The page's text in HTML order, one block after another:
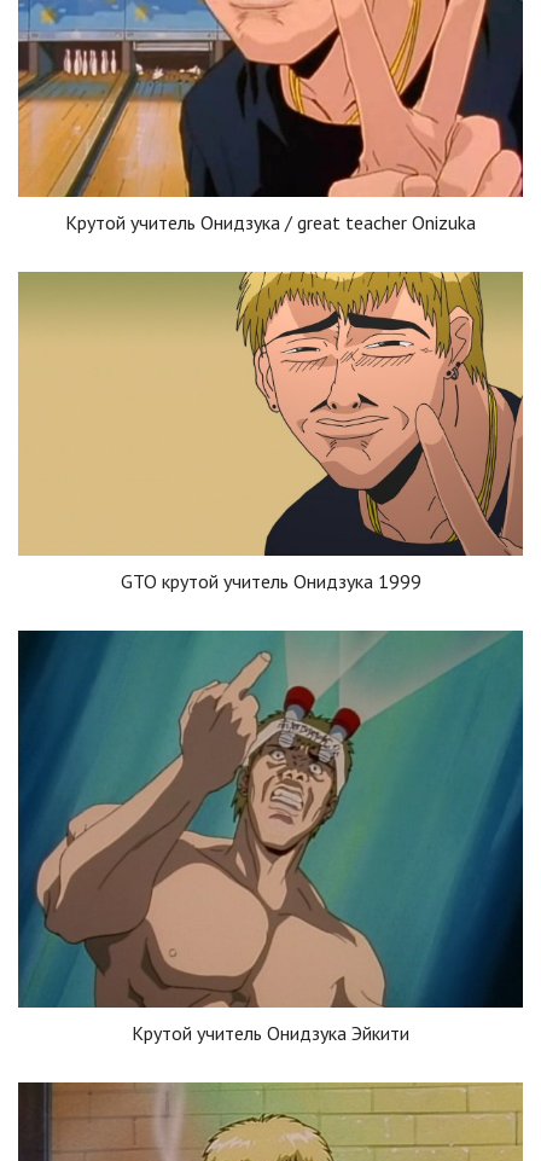
Крутой учитель Онидзука / great teacher Onizuka
GTO крутой учитель Онидзука 1999
Крутой учитель Онидзука Эйкити